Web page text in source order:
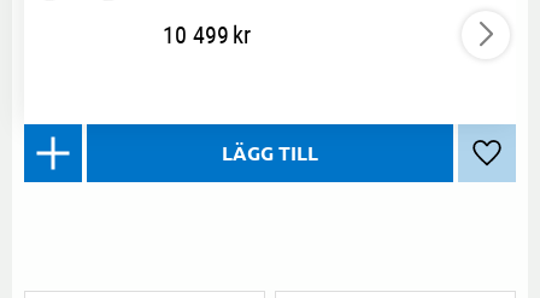
10 499kr
Lägg